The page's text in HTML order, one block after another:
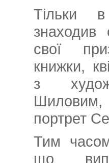
Тільки
знаходив
свої
книжки,
з
портрет
Тим
що